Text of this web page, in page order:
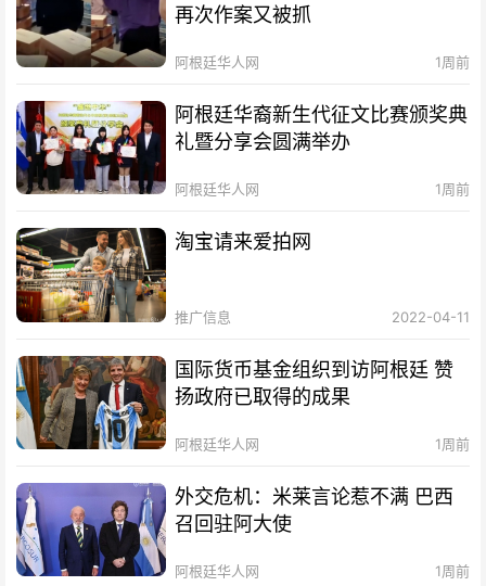
再次作案又被抓
阿根廷华人网 1周前
阿根廷华裔新生代征文比赛颁奖典
礼暨分享会圆满举办
阿根廷华人网 1周前
淘宝请来爱拍网
推广信息 2022-04-11
国际货币基金组织到访阿根廷 赞
扬政府已取得的成果
阿根廷华人网 1周前
外交危机：米莱言论惹不满 巴西
召回驻阿大使
阿根廷华人网 1周前